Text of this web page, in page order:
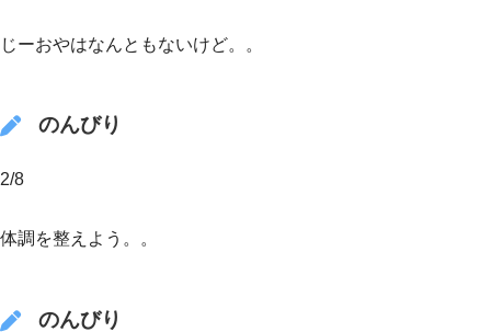
じーおやはなんともないけど。。
のんびり
2/8
体調を整えよう。。
のんびり